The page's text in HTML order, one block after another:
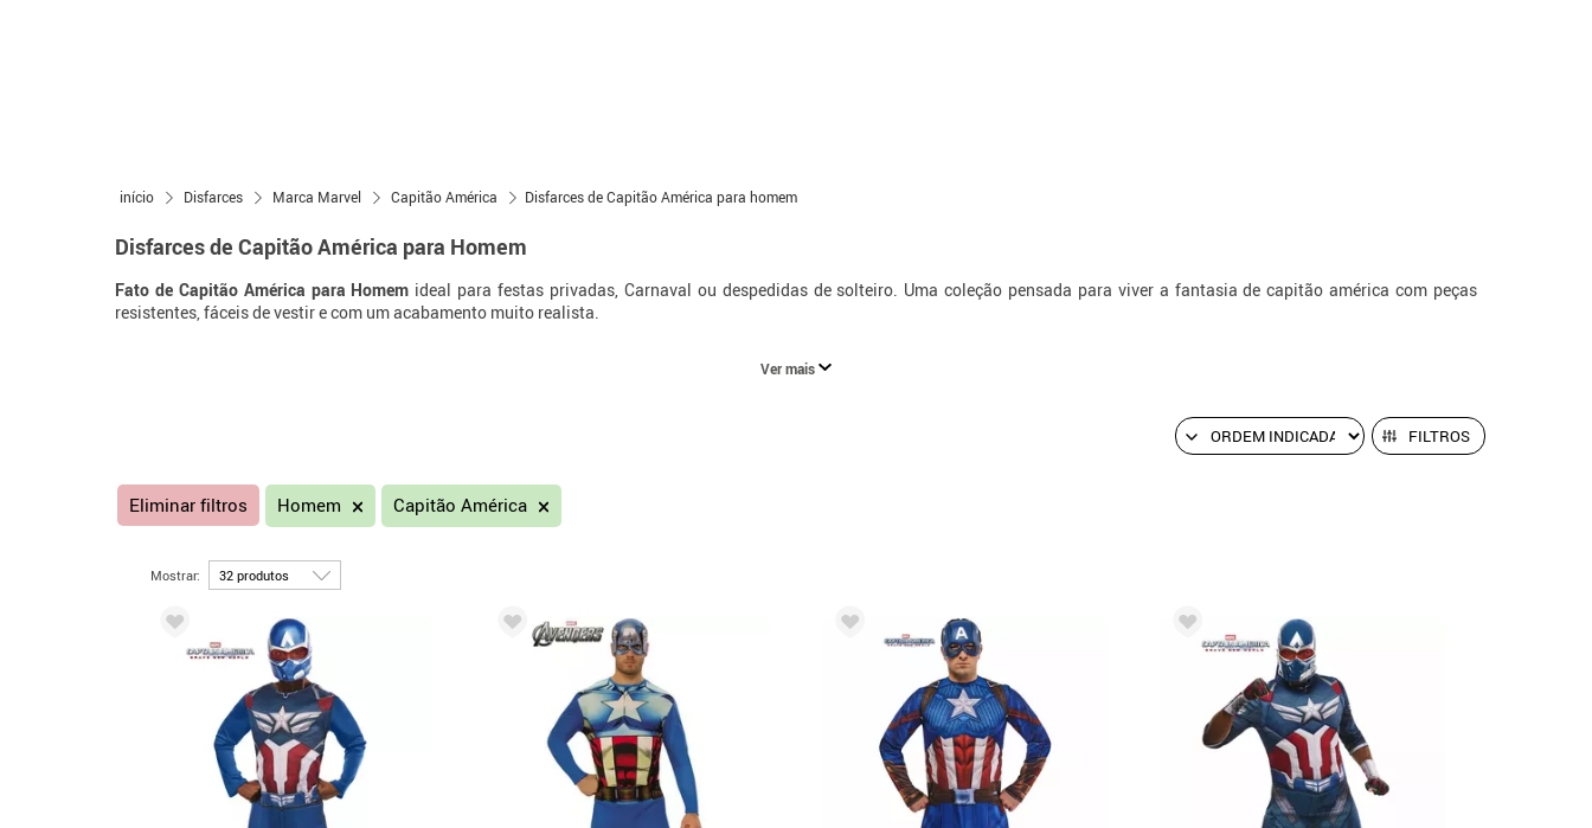
início Disfarces Marca Marvel Capitão América Disfarces de Capitão América para homem
Disfarces de Capitão América para Homem
Fato de Capitão América para Homem ideal para festas privadas, Carnaval ou despedidas de solteiro. Uma coleção pensada para viver a fantasia de capitão américa com peças
resistentes, fáceis de vestir e com um acabamento muito realista.
Ver mais
FILTROS
Eliminar filtros Homem Capitão América
Mostrar: